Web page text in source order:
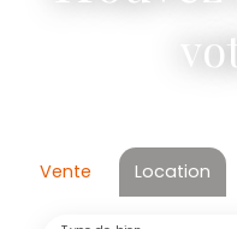
Vente Location